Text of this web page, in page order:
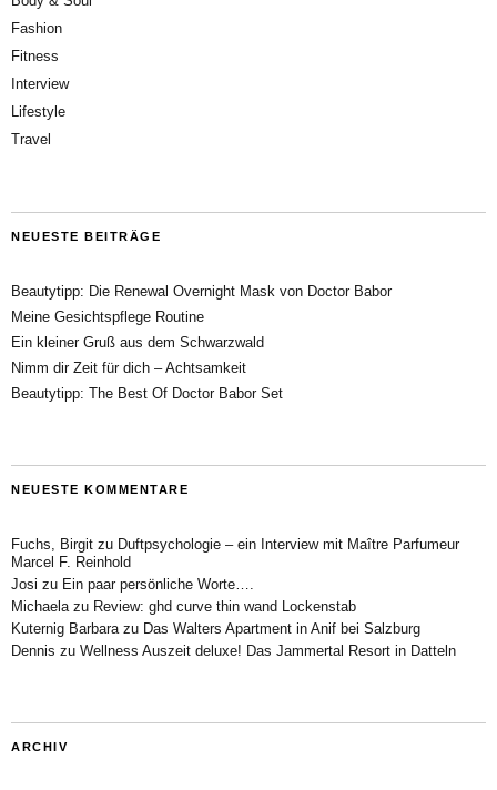
Fashion
Fitness
Interview
Lifestyle
Travel
NEUESTE BEITRÄGE
Beautytipp: Die Renewal Overnight Mask von Doctor Babor
Meine Gesichtspflege Routine
Ein kleiner Gruß aus dem Schwarzwald
Nimm dir Zeit für dich – Achtsamkeit
Beautytipp: The Best Of Doctor Babor Set
NEUESTE KOMMENTARE
Fuchs, Birgit zu Duftpsychologie – ein Interview mit Maître Parfumeur
Marcel F. Reinhold
Josi zu Ein paar persönliche Worte….
Michaela zu Review: ghd curve thin wand Lockenstab
Kuternig Barbara zu Das Walters Apartment in Anif bei Salzburg
Dennis zu Wellness Auszeit deluxe! Das Jammertal Resort in Datteln
ARCHIV